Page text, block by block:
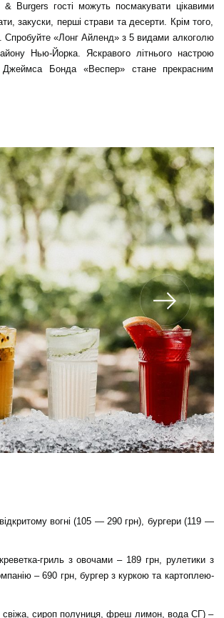
Burgers гості можуть посмакувати цікавими
закуски, перші страви та десерти. Крім того,
Спробуйте «Лонг Айленд» з 5 видами алкоголю
Нью-Йорка. Яскравого літнього настрою
Бонда «Веспер» стане прекрасним
вогні (105 — 290 грн), бургери (119 —
гриль з овочами – 189 грн, рулетики з
– 690 грн, бургер з куркою та картоплею-
сироп полуниця, фреш лимон, вода СГ) –